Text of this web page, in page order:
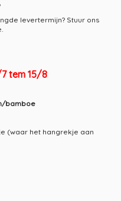
levertermijn? Stuur ons
tem 15/8
bamboe
(waar het hangrekje aan